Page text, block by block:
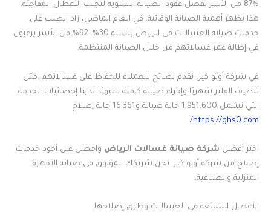
87% من الأسر تفضل عقود الصيانة السنوية لتجنب الأعطال المفاجئة.
هذا يظهر أهمية الصيانة الوقائية. في العام الماضي، زاد الطلب على
خدمات صيانة الغسالات في الرياض بنسبة 30%. 92% من الأسر يرغبون
في إطالة عمر غسالاتهم من خلال الصيانة المنتظمة.
في شركة أوتو كير، نقدم نصائح للعملاء للحفاظ على غسالاتهم. مثل
تنظيف الفلتر شهريًا وإجراء صيانة كاملة سنويًا. لدينا إحصائيات الخدمة
التي تشمل 1,951,600 حالة صيانة و16,361 حالة إصلاح
https://ghs0.com/
.
اختر أفضل شركة صيانة غسالات الرياض واحصل على أجود خدمات
إصلاح من شركة أوتو كير. نحن شريكك الموثوق في صيانة الأجهزة
المنزلية والصناعية.
الأعطال الشائعة في الغسالات وطرق إصلاحها